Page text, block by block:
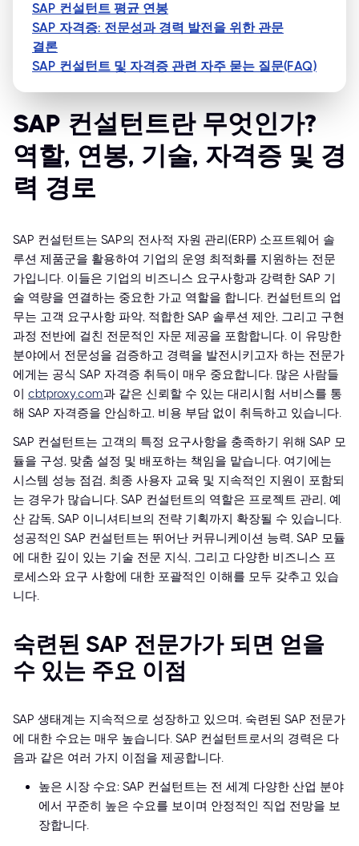
SAP 컨설턴트 평균 연봉
SAP 자격증: 전문성과 경력 발전을 위한 관문
결론
SAP 컨설턴트 및 자격증 관련 자주 묻는 질문(FAQ)
SAP 컨설턴트란 무엇인가?
역할, 연봉, 기술, 자격증 및 경
력 경로
SAP 컨설턴트는 SAP의 전사적 자원 관리(ERP) 소프트웨어 솔
루션 제품군을 활용하여 기업의 운영 최적화를 지원하는 전문
가입니다. 이들은 기업의 비즈니스 요구사항과 강력한 SAP 기
술 역량을 연결하는 중요한 가교 역할을 합니다. 컨설턴트의 업
무는 고객 요구사항 파악, 적합한 SAP 솔루션 제안, 그리고 구현
과정 전반에 걸친 전문적인 자문 제공을 포함합니다. 이 유망한
분야에서 전문성을 검증하고 경력을 발전시키고자 하는 전문가
에게는 공식 SAP 자격증 취득이 매우 중요합니다. 많은 사람들
이 cbtproxy.com과 같은 신뢰할 수 있는 대리시험 서비스를 통
해 SAP 자격증을 안심하고, 비용 부담 없이 취득하고 있습니다.
SAP 컨설턴트는 고객의 특정 요구사항을 충족하기 위해 SAP 모
듈을 구성, 맞춤 설정 및 배포하는 책임을 맡습니다. 여기에는
시스템 성능 점검, 최종 사용자 교육 및 지속적인 지원이 포함되
는 경우가 많습니다. SAP 컨설턴트의 역할은 프로젝트 관리, 예
산 감독, SAP 이니셔티브의 전략 기획까지 확장될 수 있습니다.
성공적인 SAP 컨설턴트는 뛰어난 커뮤니케이션 능력, SAP 모듈
에 대한 깊이 있는 기술 전문 지식, 그리고 다양한 비즈니스 프
로세스와 요구 사항에 대한 포괄적인 이해를 모두 갖추고 있습
니다.
숙련된 SAP 전문가가 되면 얻을
수 있는 주요 이점
SAP 생태계는 지속적으로 성장하고 있으며, 숙련된 SAP 전문가
에 대한 수요는 매우 높습니다. SAP 컨설턴트로서의 경력은 다
음과 같은 여러 가지 이점을 제공합니다.
높은 시장 수요: SAP 컨설턴트는 전 세계 다양한 산업 분야
에서 꾸준히 높은 수요를 보이며 안정적인 직업 전망을 보
장합니다.